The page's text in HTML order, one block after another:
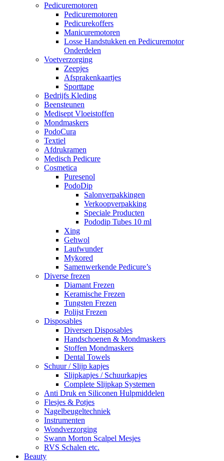
Pedicuremotoren
Pedicuremotoren
Pedicurekoffers
Manicuremotoren
Losse Handstukken en Pedicuremotor
Onderdelen
Voetverzorging
Zeepjes
Afsprakenkaartjes
Sporttape
Bedrijfs Kleding
Beensteunen
Medisept Vloeistoffen
Mondmaskers
PodoCura
Textiel
Afdrukramen
Medisch Pedicure
Cosmetica
Puresenol
PodoDip
Salonverpakkingen
Verkoopverpakking
Speciale Producten
Pododip Tubes 10 ml
Xing
Gehwol
Laufwunder
Mykored
Samenwerkende Pedicure’s
Diverse frezen
Diamant Frezen
Keramische Frezen
Tungsten Frezen
Polijst Frezen
Disposables
Diversen Disposables
Handschoenen & Mondmaskers
Stoffen Mondmaskers
Dental Towels
Schuur / Slijp kapjes
Slijpkapjes / Schuurkapjes
Complete Slijpkap Systemen
Anti Druk en Siliconen Hulpmiddelen
Flesjes & Potjes
Nagelbeugeltechniek
Instrumenten
Wondverzorging
Swann Morton Scalpel Mesjes
RVS Schalen etc.
Beauty